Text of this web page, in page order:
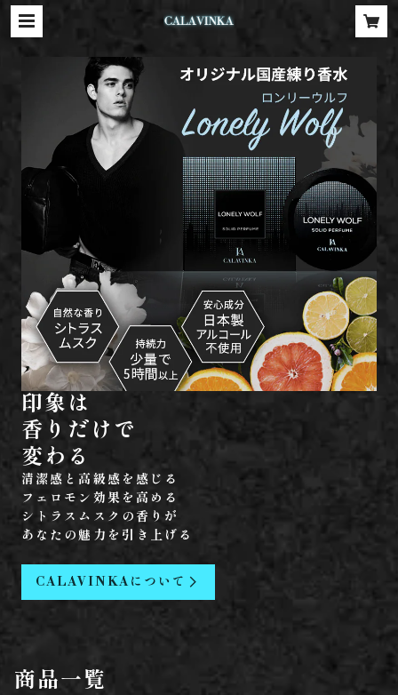
印象は
香りだけで
清潔感と高級感を感じる
フェロモン効果を高める
シトラスムスクの香りが
あなたの魅力を引き上げる
CALAVINKAについて
商品一覧